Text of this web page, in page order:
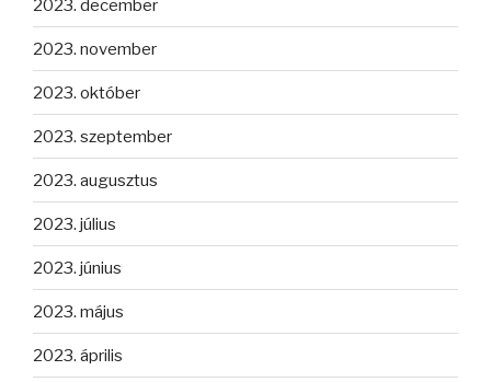
2023. december
2023. november
2023. október
2023. szeptember
2023. augusztus
2023. július
2023. június
2023. május
2023. április